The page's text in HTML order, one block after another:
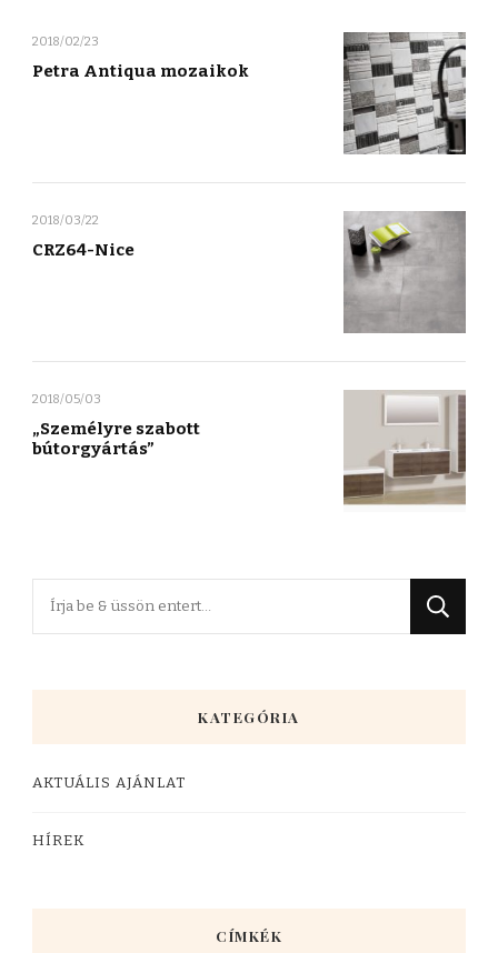
2018/02/23
Petra Antiqua mozaikok
2018/03/22
CRZ64-Nice
2018/05/03
„Személyre szabott
bútorgyártás”
Keres
KATEGÓRIA
AKTUÁLIS AJÁNLAT
HÍREK
CÍMKÉK